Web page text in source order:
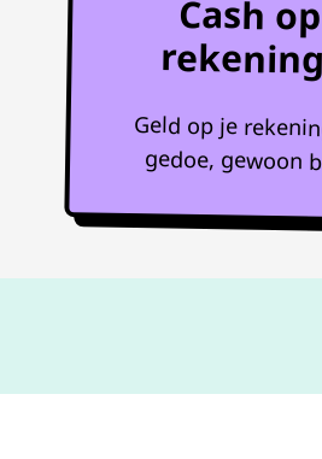
Cash
Geld op je
gedoe, gewoon